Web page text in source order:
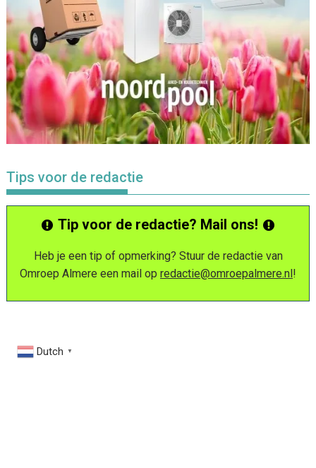
Tips voor de redactie
Tip voor de redactie? Mail ons!
Heb je een tip of opmerking? Stuur de redactie van
Omroep Almere een mail op redactie@omroepalmere.nl!
Dutch ▼